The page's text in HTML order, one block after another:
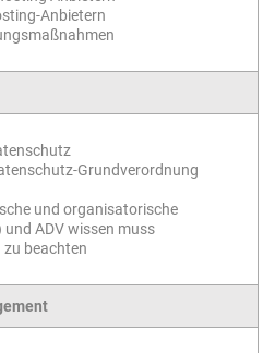
Anbietern
Grundverordnung
und organisatorische
ADV wissen muss
zu beachten